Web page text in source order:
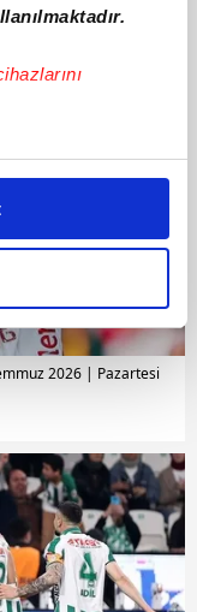
özel
yaparken
sunmak
adına
bu noktada,
tek gelir
isteriz.
İnternet
ait çerezler
çeşitli kişisel
2026 | Pazartesi